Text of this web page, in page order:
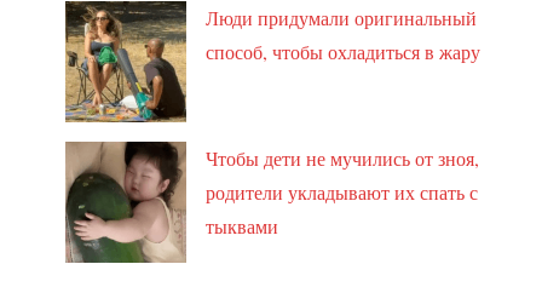
Люди придумали оригинальный
способ, чтобы охладиться в жару
Чтобы дети не мучились от зноя,
родители укладывают их спать с
тыквами